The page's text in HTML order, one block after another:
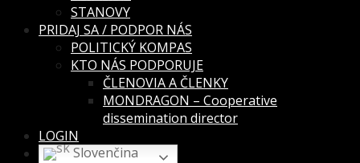
STANOVY
PRIDAJ SA / PODPOR NÁS
POLITICKÝ KOMPAS
KTO NÁS PODPORUJE
ČLENOVIA A ČLENKY
MONDRAGON – Cooperative
dissemination director
LOGIN
Slovenčina